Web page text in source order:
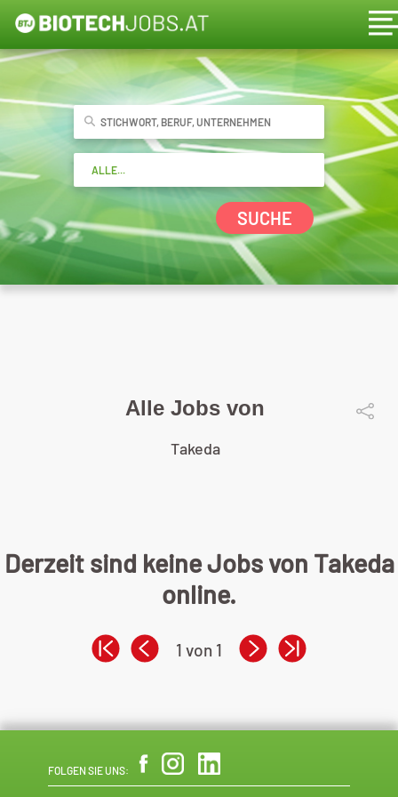
SUCHE
Alle Jobs von
Takeda
Derzeit sind keine Jobs von Takeda
online.
1 von 1
FOLGEN SIE UNS: